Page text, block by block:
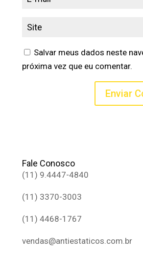
Salvar meus dados neste
próxima vez que eu comentar.
Fale Conosco
(11) 9.4447-4840
(11) 3370-3003
(11) 4468-1767
vendas@antiestaticos.com.br